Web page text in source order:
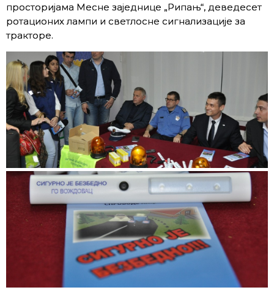
просторијама Месне заједнице „Рипањ“, деведесет
ротационих лампи и светлосне сигнализације за
тракторе.